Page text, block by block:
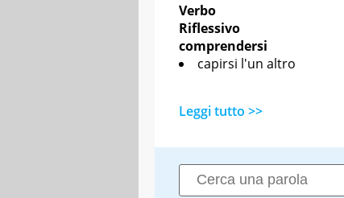
Verbo
Riflessivo
comprendersi
capirsi l'un altro
Leggi tutto >>